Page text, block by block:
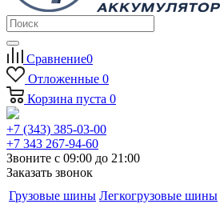
Сравнение0
Отложенные 0
Корзина пуста 0
+7 (343) 385-03-00
+7 343 267-94-60
Звоните с 09:00 до 21:00
Заказать звонок
Грузовые шины Легкогрузовые шины